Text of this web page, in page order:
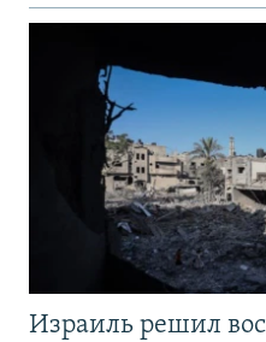
Израиль решил